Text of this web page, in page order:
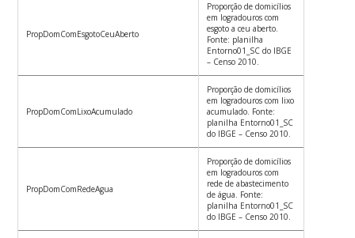
PropDomComEsgotoCeuAberto
Proporção de domicílios
em logradouros com
esgoto a ceu aberto.
Fonte: planilha
Entorno01_SC do IBGE
– Censo 2010.
PropDomComLixoAcumulado
Proporção de domicílios
em logradouros com lixo
acumulado. Fonte:
planilha Entorno01_SC
do IBGE – Censo 2010.
PropDomComRedeAgua
Proporção de domicílios
em logradouros com
rede de abastecimento
de água. Fonte:
planilha Entorno01_SC
do IBGE – Censo 2010.